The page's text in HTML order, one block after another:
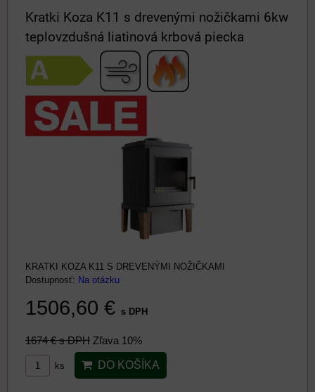
Kratki Koza K11 s drevenými nožičkami 6kw
teplovzdušná liatinová krbová piecka
KRATKI KOZA K11 S DREVENÝMI NOŽIČKAMI
Dostupnosť: Na otázku
1506,60 € s DPH
1674 €s DPH Zľava 10%
ks DO KOŠÍKA